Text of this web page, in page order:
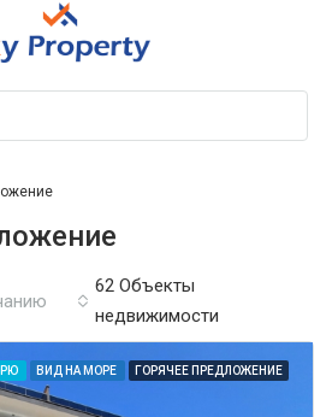
62 Объекты
недвижимости
ВИД НА МОРЕ ГОРЯЧЕЕ ПРЕДЛОЖЕНИЕ